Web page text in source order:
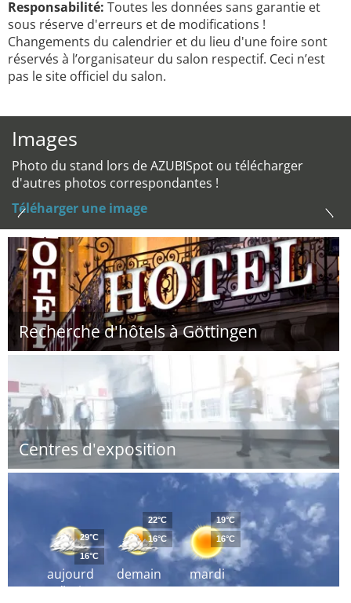
Responsabilité: Toutes les données sans garantie et
sous réserve d'erreurs et de modifications !
Changements du calendrier et du lieu d'une foire sont
réservés à l’organisateur du salon respectif. Ceci n’est
pas le site officiel du salon.
Images
Photo du stand lors de AZUBISpot ou télécharger
d'autres photos correspondantes !
Téléharger une image
Recherche d'hôtels à Göttingen
Centres d'exposition
aujourd
´hui
29°C
16°C
demain
22°C
16°C
mardi
19°C
16°C